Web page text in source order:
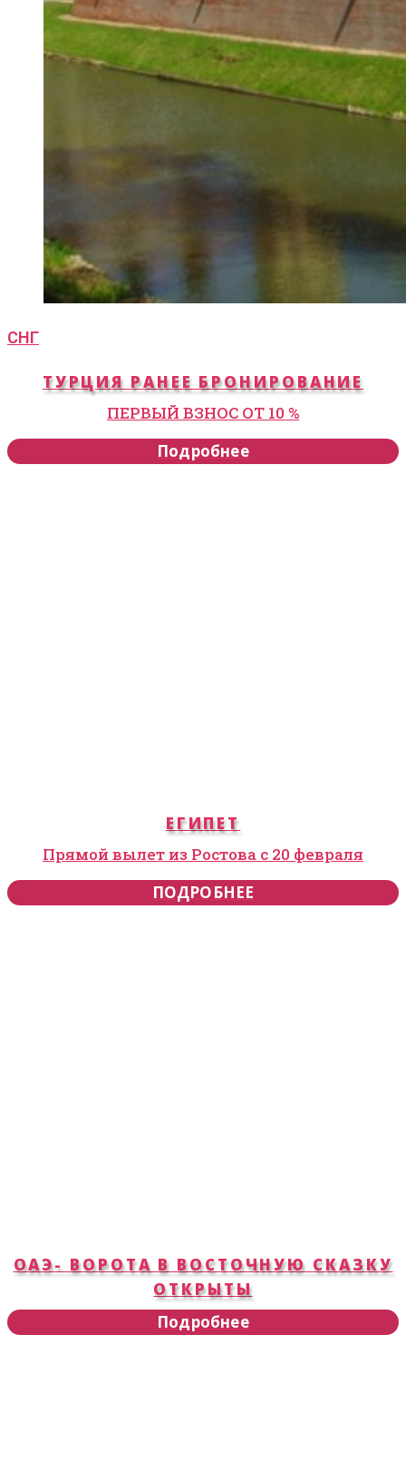
СНГ
ТУРЦИЯ РАНЕЕ БРОНИРОВАНИЕ
ПЕРВЫЙ ВЗНОС ОТ 10 %
Подробнее
ЕГИПЕТ
Прямой вылет из Ростова с 20 февраля
ПОДРОБНЕЕ
ОАЭ- ВОРОТА В ВОСТОЧНУЮ СКАЗКУ
ОТКРЫТЫ
Подробнее